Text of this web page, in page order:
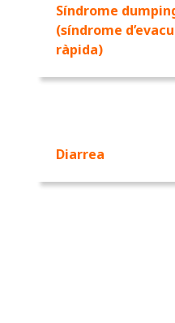
Síndrome
(síndrome
ràpida)
Diarrea